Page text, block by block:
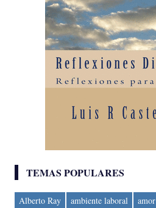
TEMAS POPULARES
Alberto Ray ambiente laboral amor